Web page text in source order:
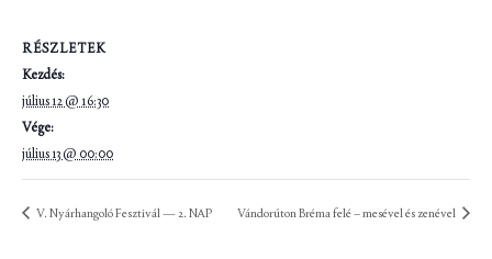
RÉSZLETEK
Kezdés:
július 12 @ 16:30
Vége:
július 13 @ 00:00
V. Nyárhangoló Fesztivál — 2. NAP Vándorúton Bréma felé – mesével és zenével